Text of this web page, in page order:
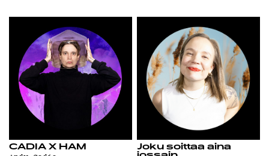
CADIA X HAM
Joku soittaa aina